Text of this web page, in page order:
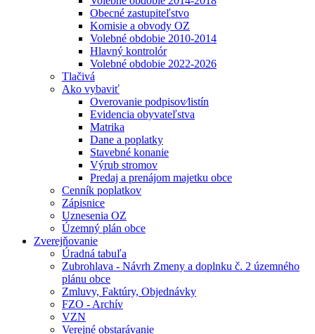
Obecné zastupiteľstvo
Komisie a obvody OZ
Volebné obdobie 2010-2014
Hlavný kontrolór
Volebné obdobie 2022-2026
Tlačivá
Ako vybaviť
Overovanie podpisov⁄listín
Evidencia obyvateľstva
Matrika
Dane a poplatky
Stavebné konanie
Výrub stromov
Predaj a prenájom majetku obce
Cenník poplatkov
Zápisnice
Uznesenia OZ
Územný plán obce
Zverejňovanie
Úradná tabuľa
Zubrohlava - Návrh Zmeny a doplnku č. 2 územného
plánu obce
Zmluvy, Faktúry, Objednávky
FZO - Archív
VZN
Verejné obstarávanie